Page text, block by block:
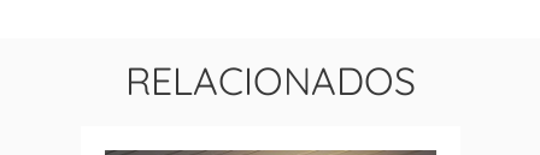
RELACIONADOS